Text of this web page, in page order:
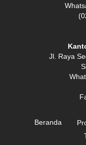
Jl. Raya
Beranda